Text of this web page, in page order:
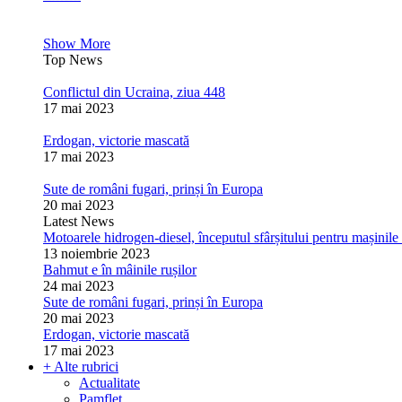
Show More
Top News
Conflictul din Ucraina, ziua 448
17 mai 2023
Erdogan, victorie mascată
17 mai 2023
Sute de români fugari, prinși în Europa
20 mai 2023
Latest News
Motoarele hidrogen-diesel, începutul sfârșitului pentru mașinile
13 noiembrie 2023
Bahmut e în mâinile rușilor
24 mai 2023
Sute de români fugari, prinși în Europa
20 mai 2023
Erdogan, victorie mascată
17 mai 2023
+ Alte rubrici
Actualitate
Pamflet